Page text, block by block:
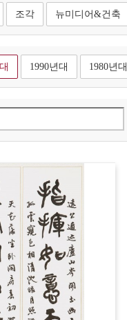
조각 뉴미디어&건축
1990년대 1980년대